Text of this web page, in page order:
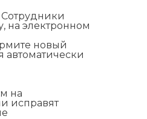
Сотрудники
на электронном
новый
на
исправят